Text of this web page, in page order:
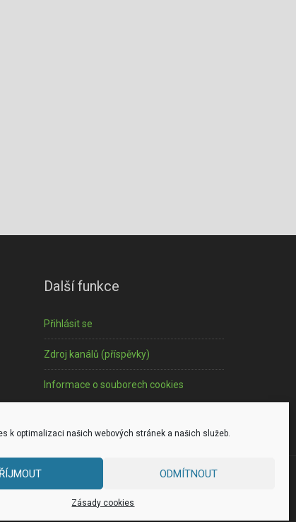
k optimalizaci našich webových stránek a našich služeb.
ODMÍTNOUT
Zásady cookies
Další funkce
Přihlásit se
Zdroj kanálů (příspěvky)
Informace o souborech cookies